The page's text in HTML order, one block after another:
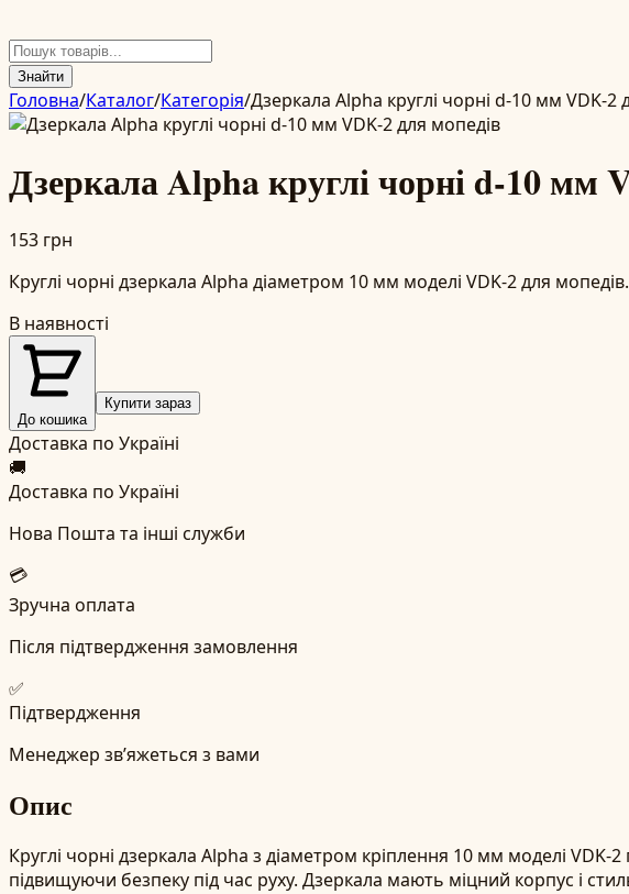
Знайти
Головна/Каталог/Категорія/Дзеркала Alpha круглі чорні d-10 мм VDK-2
Дзеркала Alpha круглі чорні d-10 мм
153 грн
Круглі чорні дзеркала Alpha діаметром 10 мм моделі VDK-2 для
В наявності
До кошика
Купити зараз
Доставка по Україні
🚚
Доставка по Україні
Нова Пошта та інші служби
💳
Зручна оплата
Після підтвердження замовлення
✅
Підтвердження
Менеджер зв’яжеться з вами
Опис
Круглі чорні дзеркала Alpha з діаметром кріплення 10 мм моделі
підвищуючи безпеку під час руху. Дзеркала мають міцний корпус і